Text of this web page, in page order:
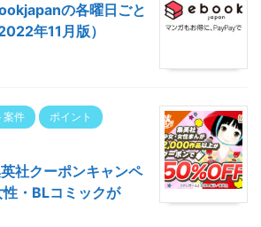
の各曜日ごと
年11月版）
案件 ポイント
社クーポンキャンペ
・BLコミックが